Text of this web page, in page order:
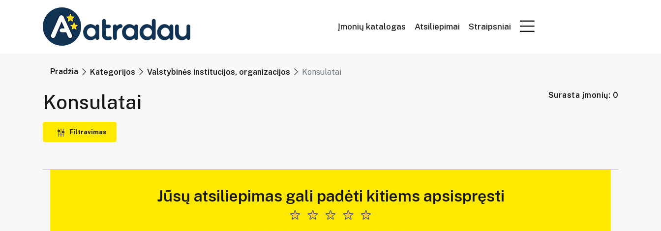
Įmonių katalogas Atsiliepimai Straipsniai
Pradžia Kategorijos Valstybinės institucijos, organizacijos Konsulatai
Konsulatai Surasta įmonių: 0
Filtravimas
Jūsų atsiliepimas gali padėti kitiems apsispręsti